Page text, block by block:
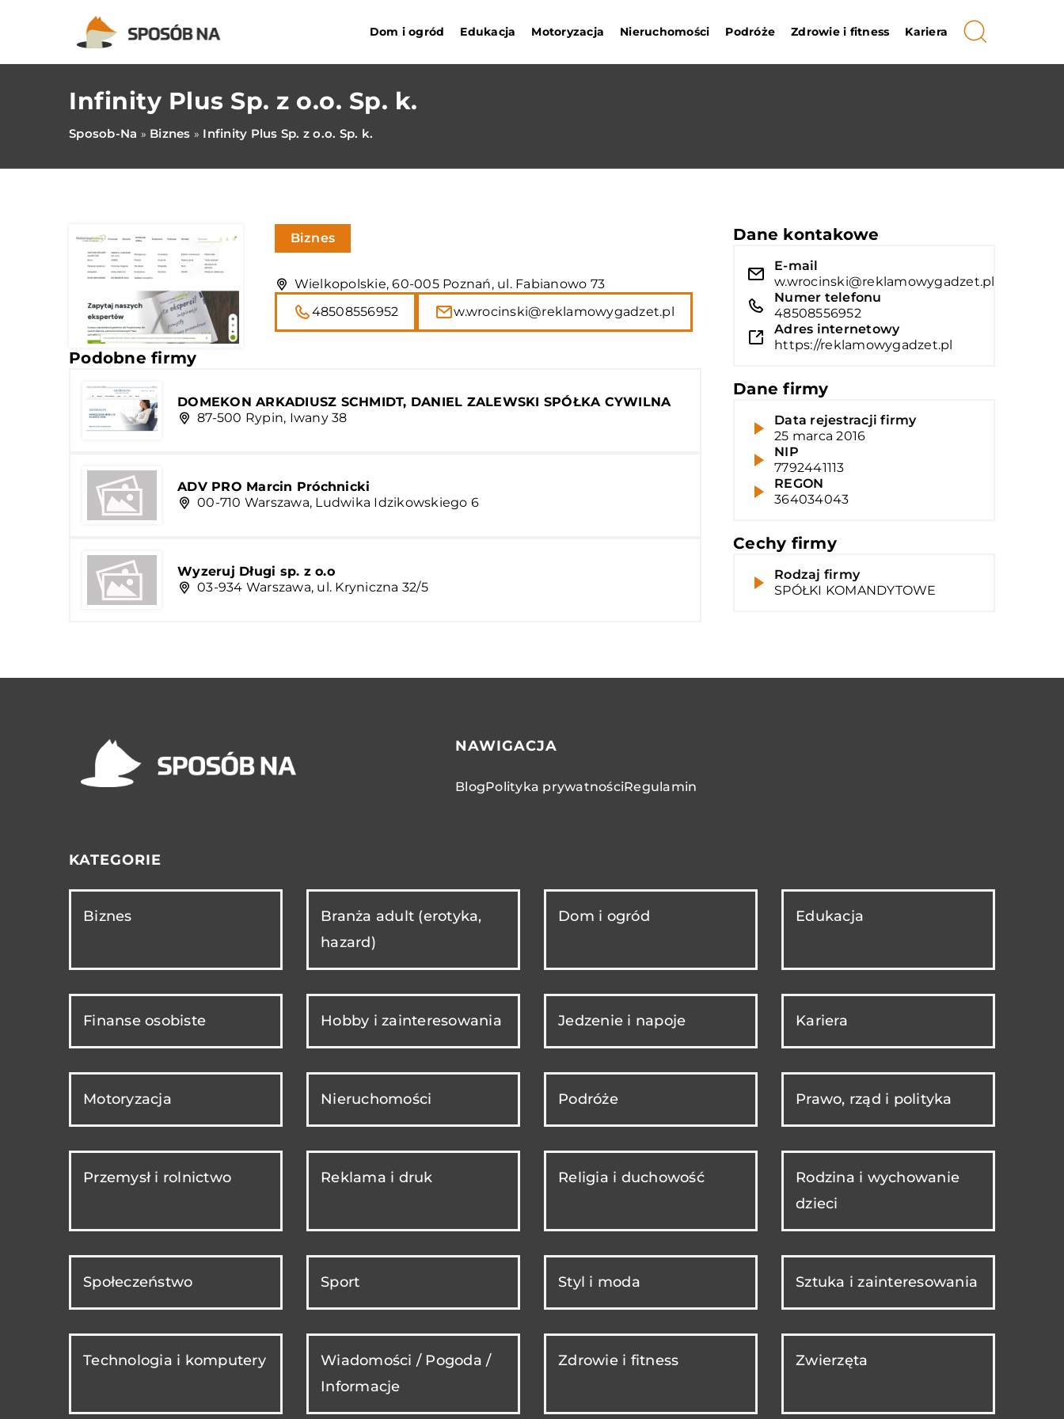
Dom i ogród Edukacja Motoryzacja Nieruchomości Podróże Zdrowie i fitness Kariera
Infinity Plus Sp. z o.o. Sp. k.
Sposob-Na » Biznes » Infinity Plus Sp. z o.o. Sp. k.
Biznes
Wielkopolskie, 60-005 Poznań, ul. Fabianowo 73
48508556952
w.wrocinski@reklamowygadzet.pl
Podobne firmy
DOMEKON ARKADIUSZ SCHMIDT, DANIEL ZALEWSKI SPÓŁKA CYWILNA
87-500 Rypin, Iwany 38
ADV PRO Marcin Próchnicki
00-710 Warszawa, Ludwika Idzikowskiego 6
Wyzeruj Długi sp. z o.o
03-934 Warszawa, ul. Kryniczna 32/5
Dane kontakowe
E-mail
w.wrocinski@reklamowygadzet.pl
Numer telefonu
48508556952
Adres internetowy
https://reklamowygadzet.pl
Dane firmy
Data rejestracji firmy
25 marca 2016
NIP
7792441113
REGON
364034043
Cechy firmy
Rodzaj firmy
SPÓŁKI KOMANDYTOWE
NAWIGACJA
BlogPolityka prywatnościRegulamin
KATEGORIE
Biznes
Branża adult (erotyka,
hazard)
Dom i ogród Edukacja
Finanse osobiste Hobby i zainteresowania Jedzenie i napoje Kariera
Motoryzacja Nieruchomości Podróże Prawo, rząd i polityka
Przemysł i rolnictwo Reklama i druk Religia i duchowość
Rodzina i wychowanie
dzieci
Społeczeństwo Sport Styl i moda Sztuka i zainteresowania
Technologia i komputery
Wiadomości / Pogoda /
Informacje
Zdrowie i fitness Zwierzęta